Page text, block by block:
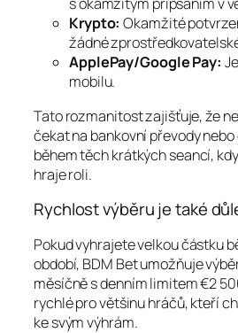
s okamžitým připsáním v
Krypto: Okamžité
žádné
ApplePay/Google Pay:
mobilu.
Tato rozmanitost zajišťuje, že
čekat na bankovní převody
během těch krátkých seancí,
hraje roli.
Rychlost výběru je také
Pokud vyhrajete velkou částku
období, BDM Bet umožňuje
měsíčně s denním limitem €2
rychlé pro většinu hráčů, kteří
ke svým výhrám.